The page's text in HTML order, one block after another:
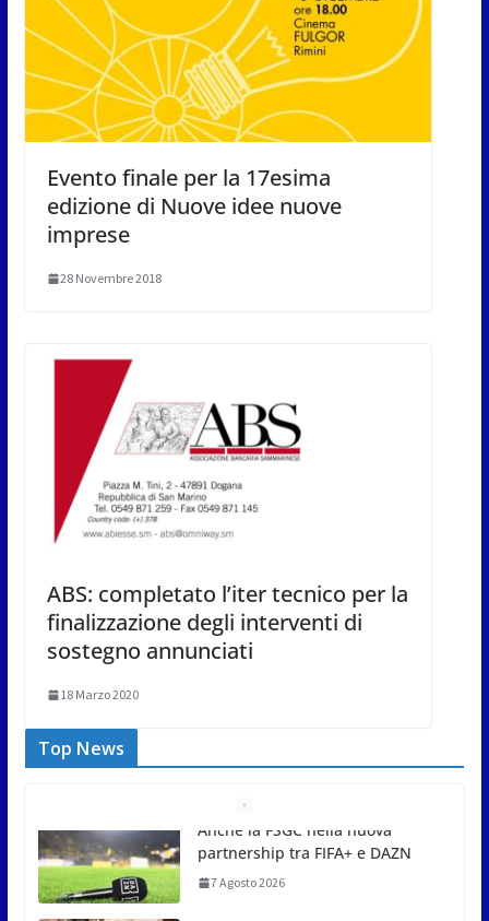
Evento finale per la 17esima
edizione di Nuove idee nuove
imprese
28 Novembre 2018
ABS: completato l’iter tecnico per la
finalizzazione degli interventi di
sostegno annunciati
18 Marzo 2020
Top News
San Marino Comics 2026 punta
sul territorio: sponsor e realtà